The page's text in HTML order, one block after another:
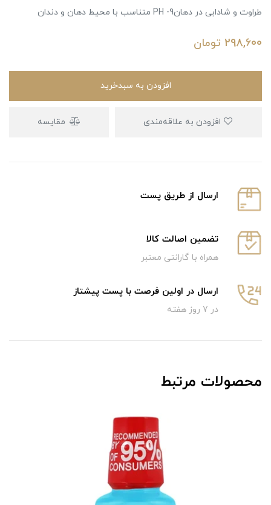
طراوت و شادابی در دهان9- PH متناسب با محیط دهان و دندان
298,600 تومان
افزودن به سبدخرید
مقایسه
ارسال از طریق پست
تضمین اصالت کالا
همراه با گارانتی معتبر
ارسال در اولین فرصت با پست پیشتاز
در 7 روز هفته
محصولات مرتبط